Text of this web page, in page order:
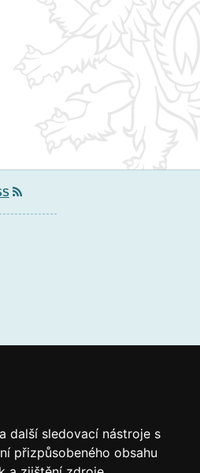
další sledovací nástroje s
přizpůsobeného obsahu